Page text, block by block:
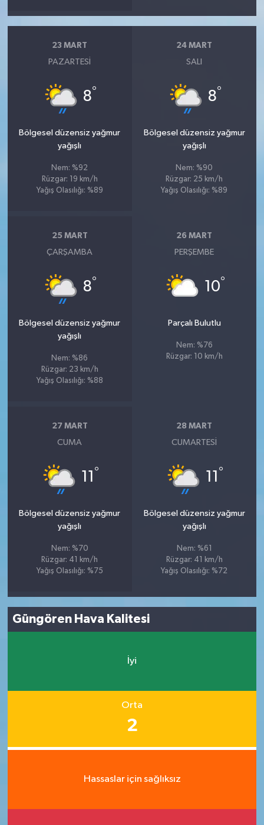
23 MART
PAZARTESI
8°
Bölgesel düzensiz yağmur
yağışlı
Nem: %92
Rüzgar: 19 km/h
Yağış Olasılığı: %89
24 MART
SALI
8°
Bölgesel düzensiz yağmur
yağışlı
Nem: %90
Rüzgar: 25 km/h
Yağış Olasılığı: %89
25 MART
ÇARŞAMBA
8°
Bölgesel düzensiz yağmur
yağışlı
Nem: %86
Rüzgar: 23 km/h
Yağış Olasılığı: %88
26 MART
PERŞEMBE
10°
Parçalı Bulutlu
Nem: %76
Rüzgar: 10 km/h
27 MART
CUMA
11 °
Bölgesel düzensiz yağmur
yağışlı
Nem: %70
Rüzgar: 41 km/h
Yağış Olasılığı: %75
28 MART
CUMARTESI
11 °
Bölgesel düzensiz yağmur
yağışlı
Nem: %61
Rüzgar: 41 km/h
Yağış Olasılığı: %72
Güngören Hava Kalitesi
İyi
Orta
2
Hassaslar için sağlıksız